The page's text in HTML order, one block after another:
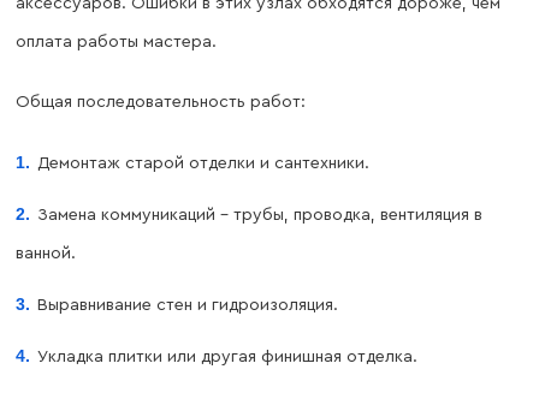
аксессуаров. Ошибки в этих узлах обходятся дороже, чем
оплата работы мастера.
Общая последовательность работ:
Демонтаж старой отделки и сантехники.
Замена коммуникаций – трубы, проводка, вентиляция в
ванной.
Выравнивание стен и гидроизоляция.
Укладка плитки или другая финишная отделка.